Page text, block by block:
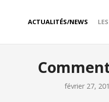
ACTUALITÉS/NEWS
février 27,